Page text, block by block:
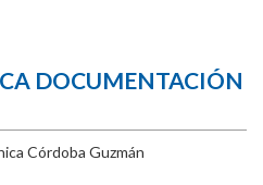
DOCUMENTACIÓN
Córdoba Guzmán